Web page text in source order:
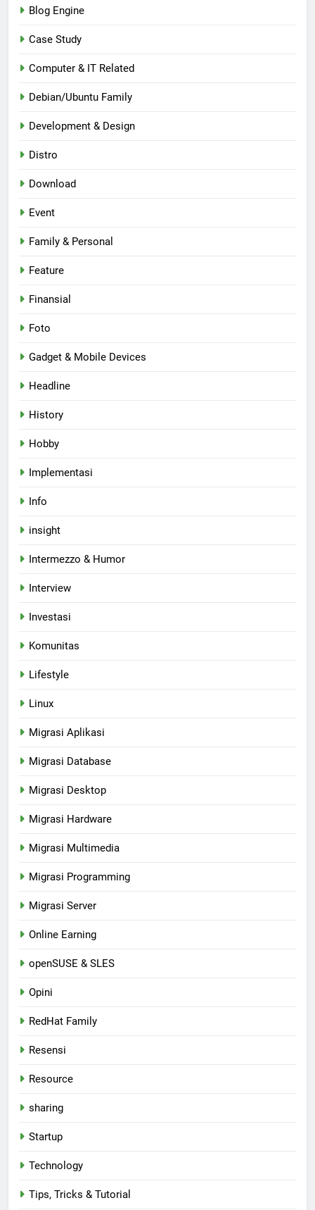
Blog Engine
Case Study
Computer & IT Related
Debian/Ubuntu Family
Development & Design
Distro
Download
Event
Family & Personal
Feature
Finansial
Foto
Gadget & Mobile Devices
Headline
History
Hobby
Implementasi
Info
insight
Intermezzo & Humor
Interview
Investasi
Komunitas
Lifestyle
Linux
Migrasi Aplikasi
Migrasi Database
Migrasi Desktop
Migrasi Hardware
Migrasi Multimedia
Migrasi Programming
Migrasi Server
Online Earning
openSUSE & SLES
Opini
RedHat Family
Resensi
Resource
sharing
Startup
Technology
Tips, Tricks & Tutorial